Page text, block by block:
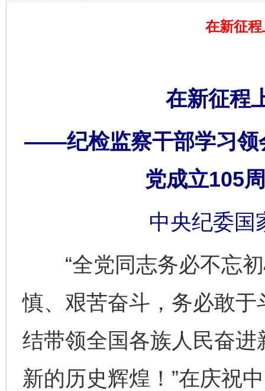
在新征
在新征程
——纪检监察干部学习领
党成立105
中央纪委国
“全党同志务必不忘初
慎、艰苦奋斗，务必敢
结带领全国各族人民奋
新的历史辉煌！”在庆祝